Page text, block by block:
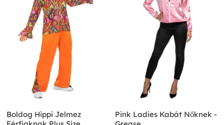
Boldog Hippi Jelmez
Pink Ladies Kabát Nőknek -